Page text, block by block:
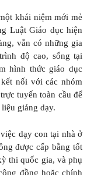
khái niệm mới mẻ
Luật Giáo dục hiện
vẫn có những gia
độ cao, sống tại
hình thức giáo dục
nối với các nhóm
tuyến toàn cầu để
giảng dạy.
dạy con tại nhà ở
được cấp bằng tốt
thi quốc gia, và phụ
đồng hoặc chính